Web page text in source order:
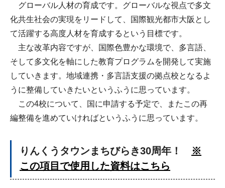
グローバル人材の育成です。グローバルな視点で多文
化共生社会の実現をリードして、国際観光都市大阪とし
て活躍する高度人材を育成するという目標です。
主な改革内容ですが、国際色豊かな環境で、多言語、
そして多文化を軸にした教育プログラムを開発して実施
していきます。地域連携・多言語支援の拠点校となるよ
うに整備していきたいというふうに思っています。
この4校について、国に申請する予定で、またこの再
編整備を進めていければというふうに思っています。
りんくうタウンまちびらき30周年！ ※
この項目で使用した資料はこちら